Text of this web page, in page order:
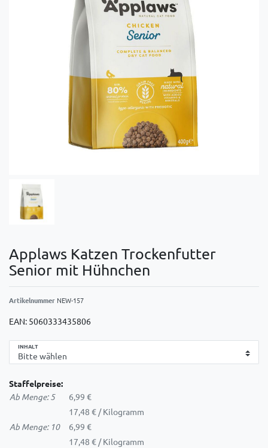
Applaws Katzen Trockenfutter
Senior mit Hühnchen
Artikelnummer NEW-157
EAN: 5060333435806
INHALT
Staffelpreise:
Ab Menge: 5
6,99 €
17,48 € / Kilogramm
Ab Menge: 10
6,99 €
17,48 € / Kilogramm